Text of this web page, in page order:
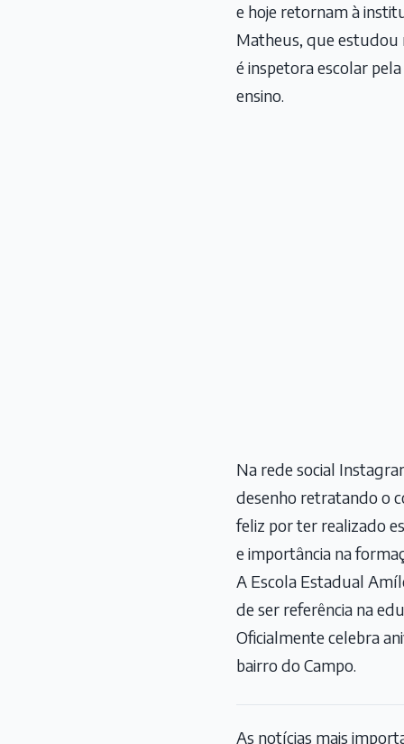
e hoje retornam à
Matheus, que estudou
é inspetora escolar
ensino.
Na rede social
desenho retratando o
feliz por ter realizado
e importância na
A Escola Estadual
de ser referência na
Oficialmente celebra
bairro do Campo.
As notícias mais